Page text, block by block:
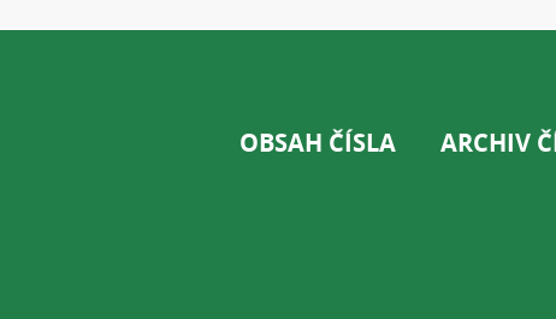
OBSAH ČÍSLA ARCHIV